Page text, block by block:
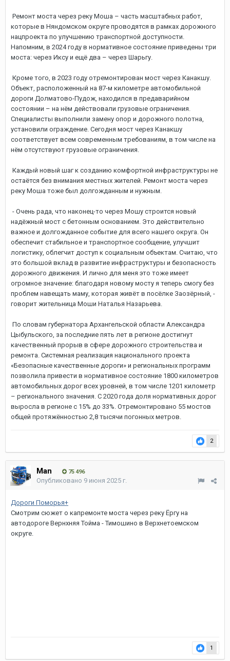
Ремонт моста через реку Моша – часть масштабных работ,
которые в Няндомском округе проводятся в рамках дорожного
нацпроекта по улучшению транспортной доступности.
Напомним, в 2024 году в нормативное состояние приведены три
моста: через Иксу и ещё два – через Шарьгу.
Кроме того, в 2023 году отремонтирован мост через Канакшу.
Объект, расположенный на 87-м километре автомобильной
дороги Долматово-Пудож, находился в предаварийном
состоянии – на нём действовали грузовые ограничения.
Специалисты выполнили замену опор и дорожного полотна,
установили ограждение. Сегодня мост через Канакшу
соответствует всем современным требованиям, в том числе на
нём отсутствуют грузовые ограничения.
Каждый новый шаг к созданию комфортной инфраструктуры не
остаётся без внимания местных жителей. Ремонт моста через
реку Моша тоже был долгожданным и нужным.
- Очень рада, что наконец-то через Мошу строится новый
надёжный мост с бетонным основанием. Это действительно
важное и долгожданное событие для всего нашего округа. Он
обеспечит стабильное и транспортное сообщение, улучшит
логистику, облегчит доступ к социальным объектам. Считаю, что
это большой вклад в развитие инфраструктуры и безопасность
дорожного движения. И лично для меня это тоже имеет
огромное значение: благодаря новому мосту я теперь смогу без
проблем навещать маму, которая живёт в посёлке Заозёрный, -
говорит жительница Моши Наталья Назарьева.
По словам губернатора Архангельской области Александра
Цыбульского, за последние пять лет в регионе достигнут
качественный прорыв в сфере дорожного строительства и
ремонта. Системная реализация национального проекта
«Безопасные качественные дороги» и региональных программ
позволила привести в нормативное состояние 1800 километров
автомобильных дорог всех уровней, в том числе 1201 километр
– регионального значения. С 2020 года доля нормативных дорог
выросла в регионе с 15% до 33%. Отремонтировано 55 мостов
общей протяжённостью 2,8 тысячи погонных метров.
2
Man 75 496
Опубликовано 9 июня 2025 г.
Дороги Поморья+
Смотрим сюжет о капремонте моста через реку Ёргу на
автодороге Вернхняя Тойма - Тимошино в Верхнетоемском
округе.
1